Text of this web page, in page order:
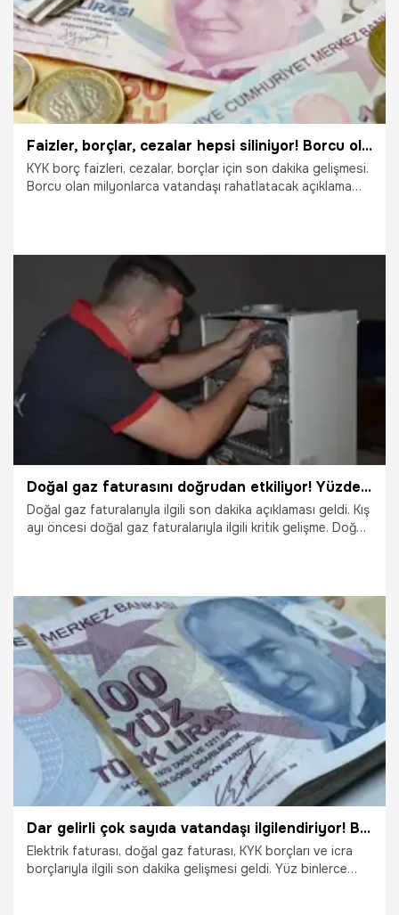
Faizler, borçlar, cezalar hepsi siliniyor! Borcu olan milyonlar için düğmeye basıldı
KYK borç faizleri, cezalar, borçlar için son dakika gelişmesi.
Borcu olan milyonlarca vatandaşı rahatlatacak açıklama
yönelik birçok yeni düzenleme var. İşte borcu olan
milyonlarca vatandaşı ilgilendiren detaylar...
9.10.2022 Ekonomi
Doğal gaz faturasını doğrudan etkiliyor! Yüzde 30 destek
Doğal gaz faturalarıyla ilgili son dakika açıklaması geldi. Kış
ayı öncesi doğal gaz faturalarıyla ilgili kritik gelişme. Doğal
6.10.2022 Ekonomi
Dar gelirli çok sayıda vatandaşı ilgilendiriyor! Borçlar siliniyor, düğmeye basıldı
Elektrik faturası, doğal gaz faturası, KYK borçları ve icra
borçlarıyla ilgili son dakika gelişmesi geldi. Yüz binlerce